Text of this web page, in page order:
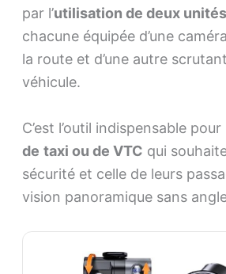
par l’utilisation de deux
chacune équipée d’une
la route et d’une autre
véhicule.
C’est l’outil indispensable pour
de taxi ou de VTC qui
sécurité et celle de leurs
vision panoramique sans